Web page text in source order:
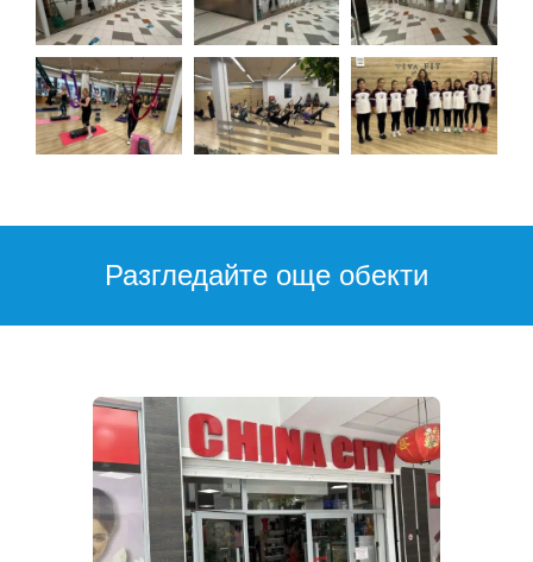
Разгледайте още обекти